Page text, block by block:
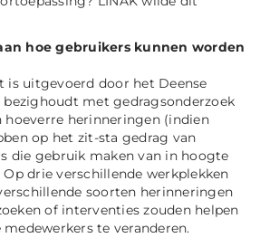
hoe gebruikers kunnen worden
is uitgevoerd door het Deense
bezighoudt met gedragsonderzoek
herinneringen (indien
op het zit-sta gedrag van
die gebruik maken van in hoogte
drie verschillende werkplekken
soorten herinneringen
of interventies zouden helpen
te veranderen.